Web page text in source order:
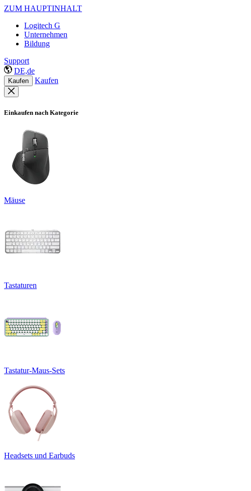
ZUM HAUPTINHALT
Logitech G
Unternehmen
Bildung
Support
DE,de
Kaufen Kaufen
Einkaufen nach Kategorie
Mäuse
Tastaturen
Tastatur-Maus-Sets
Headsets und Earbuds